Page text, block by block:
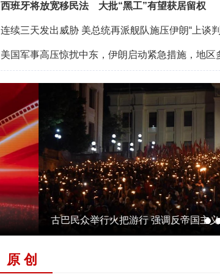
西班牙将放宽移民法 大批“黑工”有望获居留权
连续三天发出威胁 美总统再派舰队施压伊朗“上谈
古巴民众举行火把游行 强调反帝国主义立场
原 创